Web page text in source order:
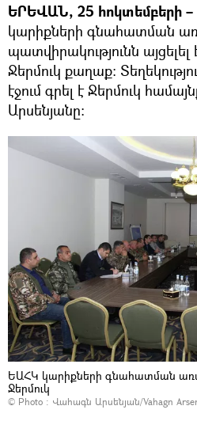
ԵՐԵՎԱՆ, 25 հոկտեմբերի –
կարիքների գնահատման
պատվիրակությունն
Ջերմուկ քաղաք։
էջում գրել է Ջերմուկ
Արսենյանը։
ԵԱՀԿ կարիքների գնահատման
Ջերմուկ
© Photo : Վահագն Արսենյան/Vahagn